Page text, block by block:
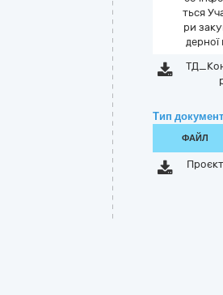
ться
ри
дерної
Тип
ФАЙЛ